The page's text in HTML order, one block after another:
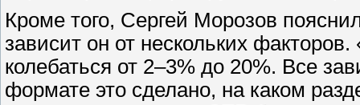
Кроме того, Сергей Морозов
зависит он от нескольких
колебаться от 2–3% до 20%. Все
формате это сделано, на каком